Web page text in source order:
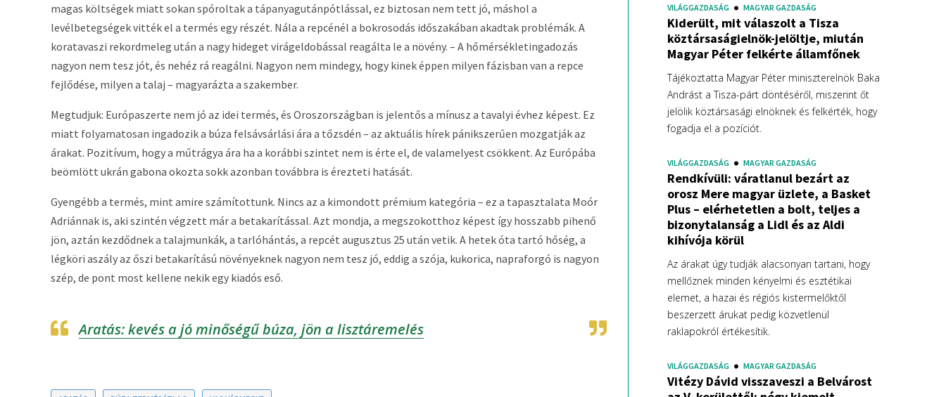
magas költségek miatt sokan spóroltak a tápanyagutánpótlással, ez biztosan nem tett jó, máshol a
levélbetegségek vitték el a termés egy részét. Nála a repcénél a bokrosodás időszakában akadtak problémák. A
koratavaszi rekordmeleg után a nagy hideget virágeldobással reagálta le a növény. – A hőmérsékletingadozás
nagyon nem tesz jót, és nehéz rá reagálni. Nagyon nem mindegy, hogy kinek éppen milyen fázisban van a repce
fejlődése, milyen a talaj – magyarázta a szakember.
Megtudjuk: Európaszerte nem jó az idei termés, és Oroszországban is jelentős a mínusz a tavalyi évhez képest. Ez
miatt folyamatosan ingadozik a búza felsávsárlási ára a tőzsdén – az aktuális hírek pánikszerűen mozgatják az
árakat. Pozitívum, hogy a műtrágya ára ha a korábbi szintet nem is érte el, de valamelyest csökkent. Az Európába
beömlött ukrán gabona okozta sokk azonban továbbra is érezteti hatását.
Gyengébb a termés, mint amire számítottunk. Nincs az a kimondott prémium kategória – ez a tapasztalata Moór
Adriánnak is, aki szintén végzett már a betakarítással. Azt mondja, a megszokotthoz képest így hosszabb pihenő
jön, aztán kezdődnek a talajmunkák, a tarlóhántás, a repcét augusztus 25 után vetik. A hetek óta tartó hőség, a
légköri aszály az őszi betakarítású növényeknek nagyon nem tesz jó, eddig a szója, kukorica, napraforgó is nagyon
szép, de pont most kellene nekik egy kiadós eső.
Aratás: kevés a jó minőségű búza, jön a lisztáremelés
VILÁGGAZDASÁG MAGYAR GAZDASÁG
Kiderült, mit válaszolt a Tisza
köztársaságielnök-jelöltje, miután
Magyar Péter felkérte államfőnek
Tájékoztatta Magyar Péter miniszterelnök Baka
Andrást a Tisza-párt döntéséről, miszerint őt
jelölik köztársasági elnöknek és felkérték, hogy
fogadja el a pozíciót.
VILÁGGAZDASÁG MAGYAR GAZDASÁG
Rendkívüli: váratlanul bezárt az
orosz Mere magyar üzlete, a Basket
Plus – elérhetetlen a bolt, teljes a
bizonytalanság a Lidl és az Aldi
kihívója körül
Az árakat úgy tudják alacsonyan tartani, hogy
mellőznek minden kényelmi és esztétikai
elemet, a hazai és régiós kistermelőktől
beszerzett árukat pedig közvetlenül
raklapokról értékesítik.
VILÁGGAZDASÁG MAGYAR GAZDASÁG
Vitézy Dávid visszaveszi a Belvárost